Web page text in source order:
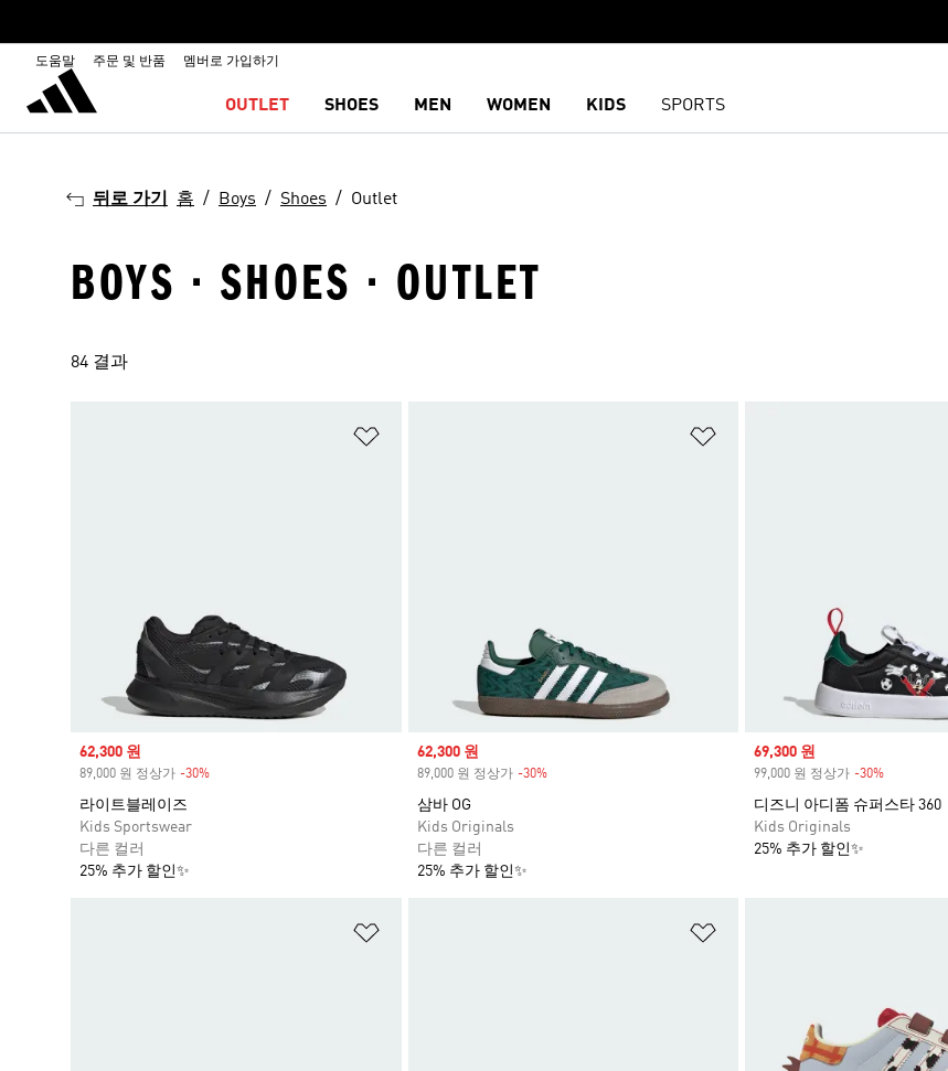
도움말 주문 및 반품 멤버로 가입하기
OUTLET SHOES MEN WOMEN KIDS SPORTS
뒤로 가기 홈 Boys Shoes Outlet
BOYS · SHOES · OUTLET
84 결과
Sale price
62,300 원
89,000 원 정상가 -30%
라이트블레이즈
Kids Sportswear
다른 컬러
25% 추가 할인✨
Sale price
62,300 원
89,000 원 정상가 -30%Discount
삼바 OG
Kids Originals
다른 컬러
25% 추가 할인✨
Sale price
69,300 원
99,000 원 정상가 -30%
디즈니 아디폼 슈퍼스타 360
Kids Originals
25% 추가 할인✨